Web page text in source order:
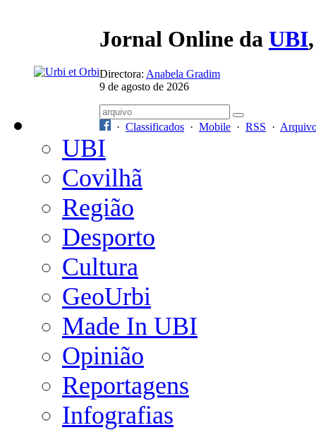
Jornal Online da UBI
Directora: Anabela Gradim
9 de agosto de 2026
· Classificados · Mobile · RSS ·
UBI
Covilhã
Região
Desporto
Cultura
GeoUrbi
Made In UBI
Opinião
Reportagens
Infografias